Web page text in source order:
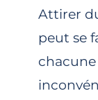
Attirer
peut se
chacune